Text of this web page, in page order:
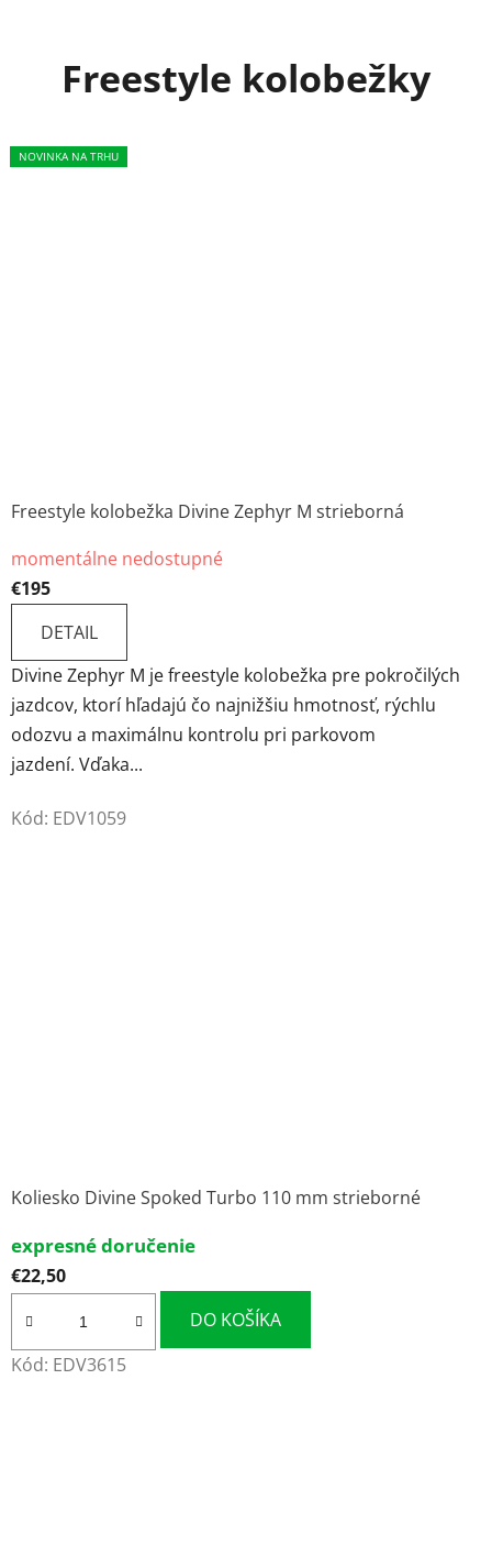
Freestyle kolobežky
NOVINKA NA TRHU
Freestyle kolobežka Divine Zephyr M strieborná
momentálne nedostupné
€195
DETAIL
Divine Zephyr M je freestyle kolobežka pre pokročilých
jazdcov, ktorí hľadajú čo najnižšiu hmotnosť, rýchlu
odozvu a maximálnu kontrolu pri parkovom
jazdení. Vďaka...
Kód: EDV1059
Koliesko Divine Spoked Turbo 110 mm strieborné
expresné doručenie
€22,50
DO KOŠÍKA
Kód: EDV3615
NOVINKA
NOVINKA NA TRHU